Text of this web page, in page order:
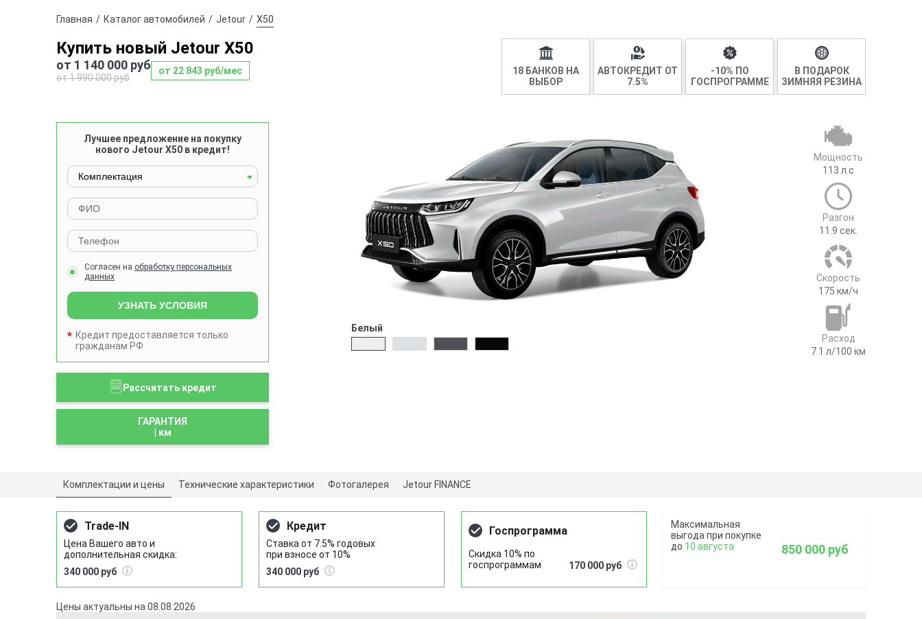
Главная Каталог автомобилей Jetour X50
Купить новый Jetour X50
от 1 140 000 руб
от 1 990 000 руб
от 22 843 руб/мес
18 БАНКОВ НА
ВЫБОР
АВТОКРЕДИТ ОТ
7.5%
-10% ПО
ГОСПРОГРАММЕ
В ПОДАРОК
ЗИМНЯЯ РЕЗИНА
Лучшее предложение на покупку
нового Jetour X50 в кредит!
Согласен на обработку персональных
данных
УЗНАТЬ УСЛОВИЯ
Кредит предоставляется только
гражданам РФ
Белый
Мощность
113 л.с
Разгон
11.9 сек.
Cкорость
175 км/ч
Расход
7.1 л/100 км
Рассчитать кредит
ГАРАНТИЯ
км
Комплектации и цены Технические характеристики Фотогалерея Jetour FINANCE
Trade-IN
Цена Вашего авто и
дополнительная скидка:
340 000 руб
Кредит
Ставка от 7.5% годовых
при взносе от 10%
340 000 руб
Госпрограмма
Скидка 10% по
госпрограммам
170 000 руб
10 августа 850 000 руб
Цены актуальны на 08.08.2026